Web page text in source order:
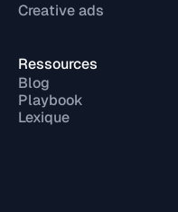
Creative ads
Ressources
Blog
Playbook
Lexique